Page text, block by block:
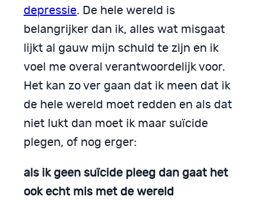
depressie. De hele wereld is
belangrijker dan ik, alles wat misgaat
lijkt al gauw mijn schuld te zijn en ik
voel me overal verantwoordelijk voor.
Het kan zo ver gaan dat ik meen dat ik
de hele wereld moet redden en als dat
niet lukt dan moet ik maar suïcide
plegen, of nog erger:
als ik geen suïcide pleeg dan gaat het
ook echt mis met de wereld